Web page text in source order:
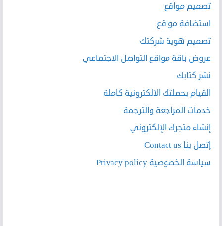
تصميم مواقع
استضافة مواقع
تصميم هوية شركتك
عروض باقة مواقع التواصل الاجتماعي
نشر كتابك
القيام بحملتك الالكترونية كاملة
خدمات المراجعة والترجمة
إنشاء متجرك الإلكتروني
إتصل بنا Contact us
سياسة الخصوصية Privacy policy